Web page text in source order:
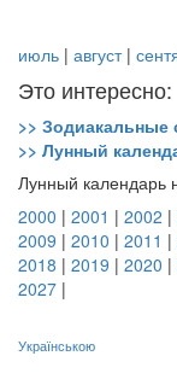
июль | август|
Это интересно:
>> Зодиакальные
>> Лунный
Лунный календарь
2000 | 2001 | 2002 |
2009 | 2010 | 2011 |
2018 | 2019 | 2020 |
2027 |
Українською